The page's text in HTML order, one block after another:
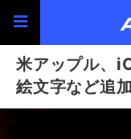
米アップル、
絵文字など追加